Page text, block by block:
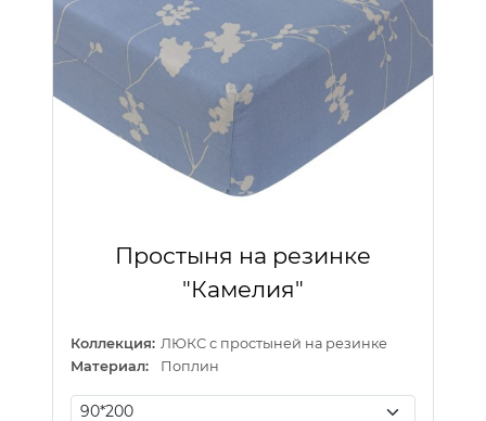
Простыня на резинке
"Камелия"
Коллекция: ЛЮКС с простыней на резинке
Материал:
Поплин